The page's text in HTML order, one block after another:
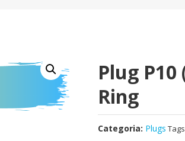
Plug
Ring
Categoria: Plugs